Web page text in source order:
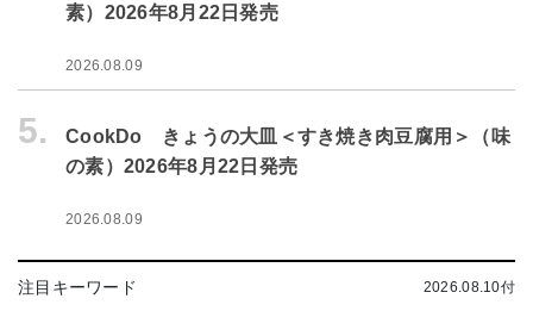
素）2026年8月22日発売
2026.08.09
5.
CookDo きょうの大皿＜すき焼き肉豆腐用＞（味
の素）2026年8月22日発売
2026.08.09
注目キーワード 2026.08.10付